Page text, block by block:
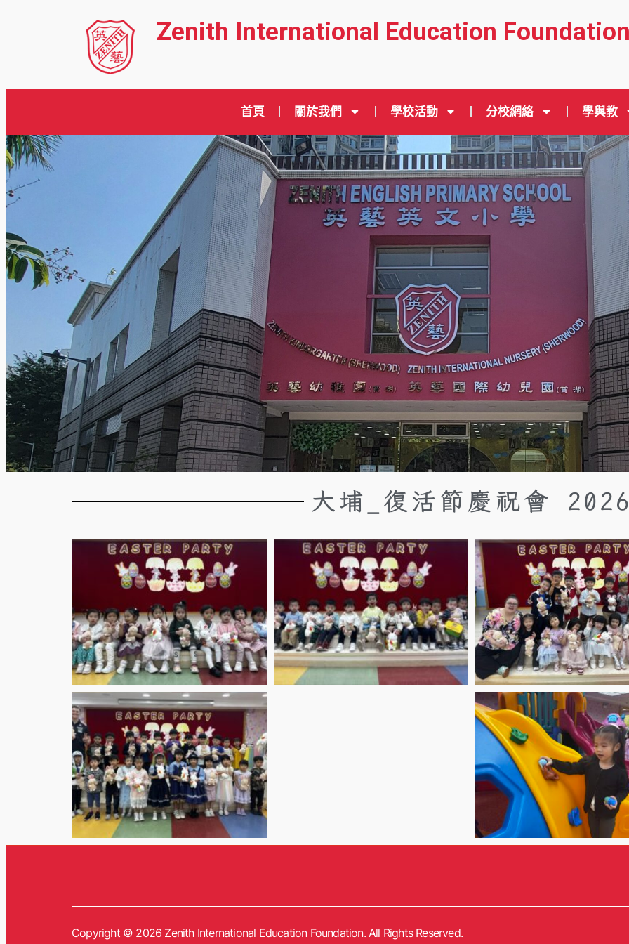
Zenith International Education
首頁 關於我們 學校活動 分校網絡 學與教
大埔_復活節慶祝會
Copyright © 2026 Zenith International Education Foundation. All Rights Reserved.